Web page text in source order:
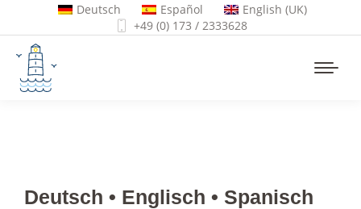
Deutsch Español
English (UK)
+49 (0) 173 / 2333628
Deutsch • Englisch • Spanisch